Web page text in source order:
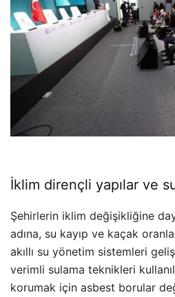
İklim dirençli yapılar ve
Şehirlerin iklim değişikliğine
adına, su kayıp ve kaçak
akıllı su yönetim sistemleri
verimli sulama teknikleri
korumak için asbest borular